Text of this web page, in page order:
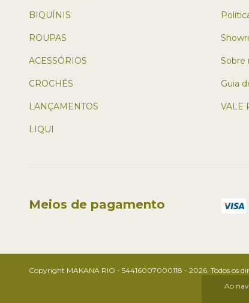
Ao
BIQUÍNIS
ROUPAS
ACESSÓRIOS
CROCHÊS
LANÇAMENTOS
LIQUI
Sobre
Guia
VALE
Meios de pagamento
Copyright MAKANA RIO - 54416007000118 - 2026. Todos os